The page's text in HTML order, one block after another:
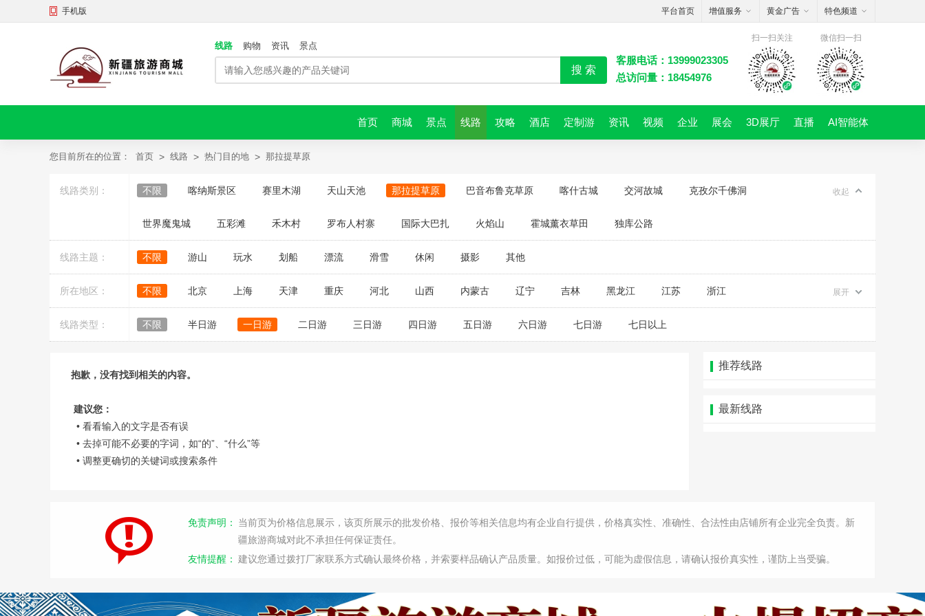
手机版 平台首页 增值服务 黄金广告 特色频道
线路 购物 资讯 景点
搜 索
客服电话：13999023305
总访问量：18454976
微信扫一扫
扫一扫关注
首页 商城 景点 线路 攻略 酒店 定制游 资讯 视频 企业 展会 3D展厅 直播 AI智能体
您目前所在的位置： 首页 > 线路 > 热门目的地 > 那拉提草原
线路类别： 不限 喀纳斯景区 赛里木湖 天山天池 那拉提草原 巴音布鲁克草原 喀什古城 交河故城 克孜尔千佛洞
世界魔鬼城 五彩滩 禾木村 罗布人村寨 国际大巴扎 火焰山 霍城薰衣草田 独库公路
收起
线路主题： 不限 游山 玩水 划船 漂流 滑雪 休闲 摄影 其他
所在地区： 不限 北京 上海 天津 重庆 河北 山西 内蒙古 辽宁 吉林 黑龙江 江苏 浙江 展开
线路类型： 不限 半日游 一日游 二日游 三日游 四日游 五日游 六日游 七日游 七日以上
抱歉，没有找到相关的内容。
建议您：
• 看看输入的文字是否有误
• 去掉可能不必要的字词，如“的”、“什么”等
• 调整更确切的关键词或搜索条件
推荐线路
最新线路
免责声明：
当前页为价格信息展示，该页所展示的批发价格、报价等相关信息均有企业自行提供，价格真实性、准确性、合法性由店铺所有企业完全负责。新
疆旅游商城对此不承担任何保证责任。
友情提醒： 建议您通过拨打厂家联系方式确认最终价格，并索要样品确认产品质量。如报价过低，可能为虚假信息，请确认报价真实性，谨防上当受骗。